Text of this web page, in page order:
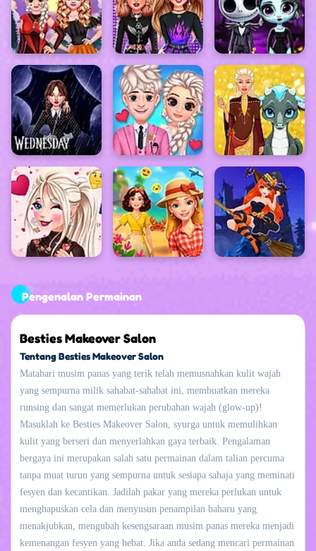
Pengenalan Permainan
Besties Makeover Salon
Tentang Besties Makeover Salon
Matahari musim panas yang terik telah memusnahkan kulit wajah
yang sempurna milik sahabat-sahabat ini, membuatkan mereka
runsing dan sangat memerlukan perubahan wajah (glow-up)!
Masuklah ke Besties Makeover Salon, syurga untuk memulihkan
kulit yang berseri dan menyerlahkan gaya terbaik. Pengalaman
bergaya ini merupakan salah satu permainan dalam talian percuma
tanpa muat turun yang sempurna untuk sesiapa sahaja yang meminati
fesyen dan kecantikan. Jadilah pakar yang mereka perlukan untuk
menghapuskan cela dan menyusun penampilan baharu yang
menakjubkan, mengubah kesengsaraan musim panas mereka menjadi
kemenangan fesyen yang hebat. Jika anda sedang mencari permainan